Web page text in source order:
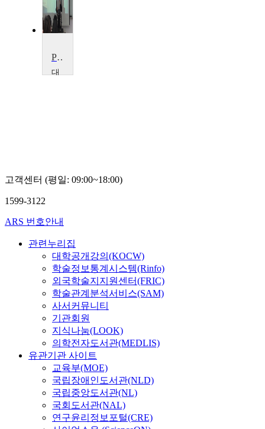
PR이론
대
희
고객센터 (평일: 09:00~18:00)
1599-3122
ARS 번호안내
관련누리집
대학공개강의(KOCW)
학술정보통계시스템(Rinfo)
외국학술지지원센터(FRIC)
학술관계분석서비스(SAM)
사서커뮤니티
기관회원
지식나눔(LOOK)
의학전자도서관(MEDLIS)
유관기관 사이트
교육부(MOE)
국립장애인도서관(NLD)
국립중앙도서관(NL)
국회도서관(NAL)
연구윤리정보포털(CRE)